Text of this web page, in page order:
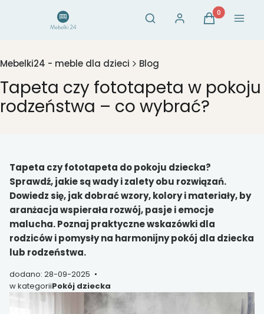
Otwórz wyszukiwarkę
Szukaj Zaloguj sięProdukty w
Koszyk Menu
Mebelki24 - meble dla dzieci Blog
Tapeta czy fototapeta w pokoju
rodzeństwa – co wybrać?
Tapeta czy fototapeta do pokoju dziecka?
Sprawdź, jakie są wady i zalety obu rozwiązań.
Dowiedz się, jak dobrać wzory, kolory i materiały, by
aranżacja wspierała rozwój, pasje i emocje
malucha. Poznaj praktyczne wskazówki dla
rodziców i pomysły na harmonijny pokój dla dziecka
lub rodzeństwa.
dodano: 28-09-2025
w kategoriiPokój dziecka